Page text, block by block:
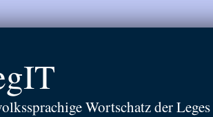
Wortschatz der